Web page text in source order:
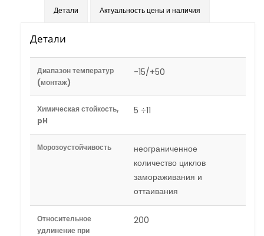
Детали
Актуальность цены и наличия
Детали
Диапазон температур
(монтаж)
-15/+50
Химическая стойкость,
pH
5 ÷11
Морозоустойчивость
неограниченное
количество циклов
замораживания и
оттаивания
Относительное
удлинение при
200